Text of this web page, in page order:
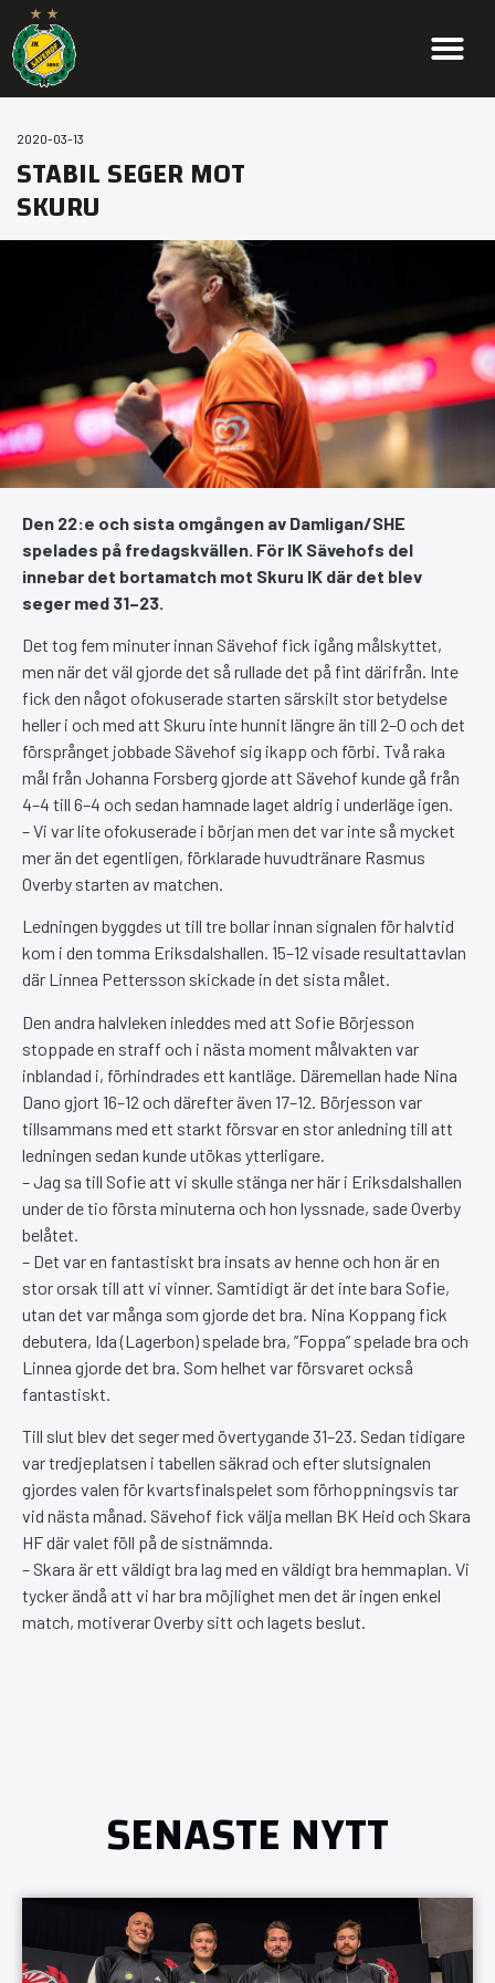
2020-03-13
STABIL SEGER MOT
SKURU
Den 22:e och sista omgången av Damligan/SHE
spelades på fredagskvällen. För IK Sävehofs del
innebar det bortamatch mot Skuru IK där det blev
seger med 31–23.
Det tog fem minuter innan Sävehof fick igång målskyttet,
men när det väl gjorde det så rullade det på fint därifrån. Inte
fick den något ofokuserade starten särskilt stor betydelse
heller i och med att Skuru inte hunnit längre än till 2–0 och det
försprånget jobbade Sävehof sig ikapp och förbi. Två raka
mål från Johanna Forsberg gjorde att Sävehof kunde gå från
4–4 till 6–4 och sedan hamnade laget aldrig i underläge igen.
– Vi var lite ofokuserade i början men det var inte så mycket
mer än det egentligen, förklarade huvudtränare Rasmus
Overby starten av matchen.
Ledningen byggdes ut till tre bollar innan signalen för halvtid
kom i den tomma Eriksdalshallen. 15–12 visade resultattavlan
där Linnea Pettersson skickade in det sista målet.
Den andra halvleken inleddes med att Sofie Börjesson
stoppade en straff och i nästa moment målvakten var
inblandad i, förhindrades ett kantläge. Däremellan hade Nina
Dano gjort 16–12 och därefter även 17–12. Börjesson var
tillsammans med ett starkt försvar en stor anledning till att
ledningen sedan kunde utökas ytterligare.
– Jag sa till Sofie att vi skulle stänga ner här i Eriksdalshallen
under de tio första minuterna och hon lyssnade, sade Overby
belåtet.
– Det var en fantastiskt bra insats av henne och hon är en
stor orsak till att vi vinner. Samtidigt är det inte bara Sofie,
utan det var många som gjorde det bra. Nina Koppang fick
debutera, Ida (Lagerbon) spelade bra, ”Foppa” spelade bra och
Linnea gjorde det bra. Som helhet var försvaret också
fantastiskt.
Till slut blev det seger med övertygande 31–23. Sedan tidigare
var tredjeplatsen i tabellen säkrad och efter slutsignalen
gjordes valen för kvartsfinalspelet som förhoppningsvis tar
vid nästa månad. Sävehof fick välja mellan BK Heid och Skara
HF där valet föll på de sistnämnda.
– Skara är ett väldigt bra lag med en väldigt bra hemmaplan. Vi
tycker ändå att vi har bra möjlighet men det är ingen enkel
match, motiverar Overby sitt och lagets beslut.
SENASTE NYTT